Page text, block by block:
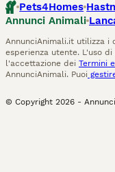
Pets4Homes
Annunci Animali
AnnunciAnimali.it utilizza i
esperienza utente. L'uso
l'accettazione dei Termini
AnnunciAnimali. Puoi
© Copyright 2026 -